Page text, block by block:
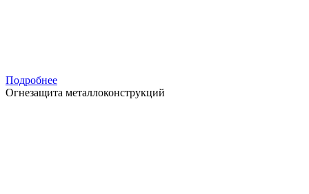
Подробнее
Огнезащита металлоконструкций